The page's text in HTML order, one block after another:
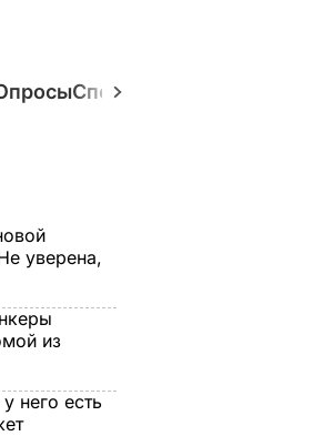
Спецпроекты
уверена,
из
него есть